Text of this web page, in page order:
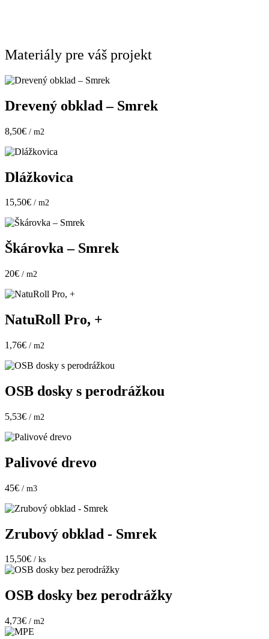
Materiály pre váš projekt
Drevený obklad – Smrek
8,50€ / m2
Dlážkovica
15,50€ / m2
Škárovka – Smrek
20€ / m2
NatuRoll Pro, +
1,76€ / m2
OSB dosky s perodrážkou
5,53€ / m2
Palivové drevo
45€ / m3
Zrubový obklad - Smrek
15,50€ / ks
OSB dosky bez perodrážky
4,73€ / m2